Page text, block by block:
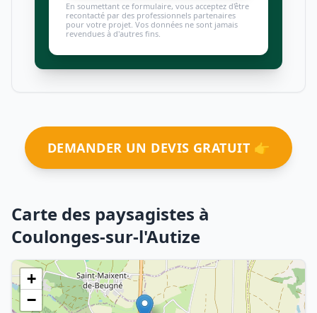
En soumettant ce formulaire, vous acceptez d'être
recontacté par des professionnels partenaires
pour votre projet. Vos données ne sont jamais
revendues à d'autres fins.
DEMANDER UN DEVIS GRATUIT 👉
Carte des paysagistes à
Coulonges-sur-l'Autize
+
−